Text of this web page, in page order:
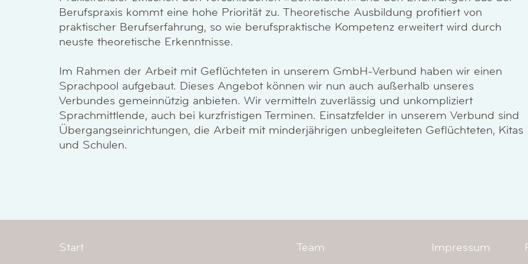
Berufspraxis kommt eine hohe Priorität zu. Theoretische Ausbildung profitiert von
praktischer Berufserfahrung, so wie berufspraktische Kompetenz erweitert wird durch
neuste theoretische Erkenntnisse.
Im Rahmen der Arbeit mit Geflüchteten in unserem GmbH-Verbund haben wir einen
Sprachpool aufgebaut. Dieses Angebot können wir nun auch außerhalb unseres
Verbundes gemeinnützig anbieten. Wir vermitteln zuverlässig und unkompliziert
Sprachmittlende, auch bei kurzfristigen Terminen. Einsatzfelder in unserem Verbund sind
Übergangseinrichtungen, die Arbeit mit minderjährigen unbegleiteten Geflüchteten, Kitas
und Schulen.
Start
Team
Impressum